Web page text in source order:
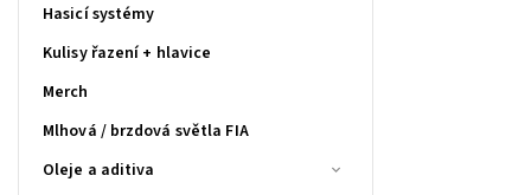
Hasicí systémy
Kulisy řazení + hlavice
Merch
Mlhová / brzdová světla FIA
Oleje a aditiva